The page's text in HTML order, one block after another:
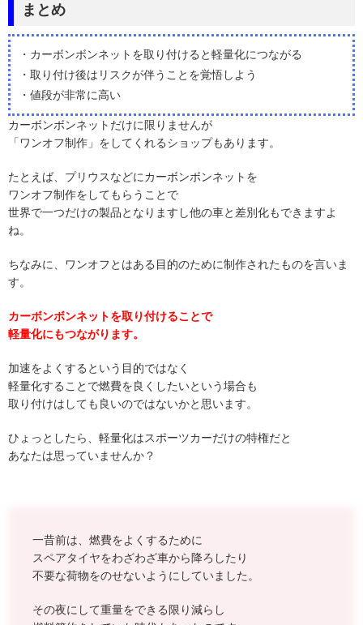
まとめ
・カーボンボンネットを取り付けると軽量化につながる
・取り付け後はリスクが伴うことを覚悟しよう
・値段が非常に高い
カーボンボンネットだけに限りませんが
「ワンオフ制作」をしてくれるショップもあります。
たとえば、プリウスなどにカーボンボンネットを
ワンオフ制作をしてもらうことで
世界で一つだけの製品となりますし他の車と差別化もできますよ
ね。
ちなみに、ワンオフとはある目的のために制作されたものを言いま
す。
カーボンボンネットを取り付けることで
軽量化にもつながります。
加速をよくするという目的ではなく
軽量化することで燃費を良くしたいという場合も
取り付けはしても良いのではないかと思います。
ひょっとしたら、軽量化はスポーツカーだけの特権だと
あなたは思っていませんか？
一昔前は、燃費をよくするために
スペアタイヤをわざわざ車から降ろしたり
不要な荷物をのせないようにしていました。
その夜にして重量をできる限り減らし